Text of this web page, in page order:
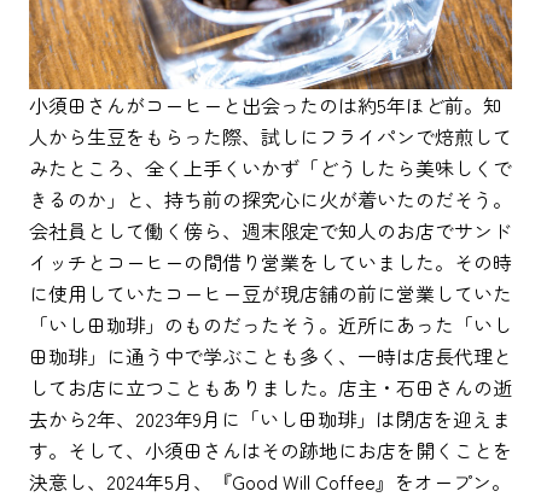
小須田さんがコーヒーと出会ったのは約5年ほど前。知
人から生豆をもらった際、試しにフライパンで焙煎して
みたところ、全く上手くいかず「どうしたら美味しくで
きるのか」と、持ち前の探究心に火が着いたのだそう。
会社員として働く傍ら、週末限定で知人のお店でサンド
イッチとコーヒーの間借り営業をしていました。その時
に使用していたコーヒー豆が現店舗の前に営業していた
「いし田珈琲」のものだったそう。近所にあった「いし
田珈琲」に通う中で学ぶことも多く、一時は店長代理と
してお店に立つこともありました。店主・石田さんの逝
去から2年、2023年9月に「いし田珈琲」は閉店を迎えま
す。そして、小須田さんはその跡地にお店を開くことを
決意し、2024年5月、『Good Will Coffee』をオープン。